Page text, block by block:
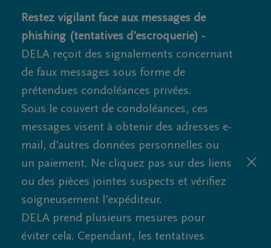
Restez vigilant face aux messages de
phishing (tentatives d'escroquerie) -
DELA reçoit des signalements concernant
de faux messages sous forme de
prétendues condoléances privées.
Sous le couvert de condoléances, ces
messages visent à obtenir des adresses e-
mail, d'autres données personnelles ou
un paiement. Ne cliquez pas sur des liens
ou des pièces jointes suspects et vérifiez
soigneusement l'expéditeur.
DELA prend plusieurs mesures pour
éviter cela. Cependant, les tentatives